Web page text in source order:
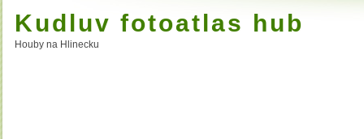
Kudluv fotoatlas hub
Houby na Hlinecku